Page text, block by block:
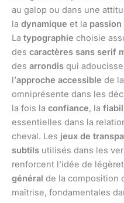
au galop ou dans une
la dynamique et la passion
La typographie choisie
des caractères sans serif
des arrondis qui
l’approche accessible de
omniprésente dans les
la fois la confiance, la
essentielles dans la
cheval. Les jeux de
subtils utilisés dans les
renforcent l’idée de
général de la composition
maîtrise, fondamentales